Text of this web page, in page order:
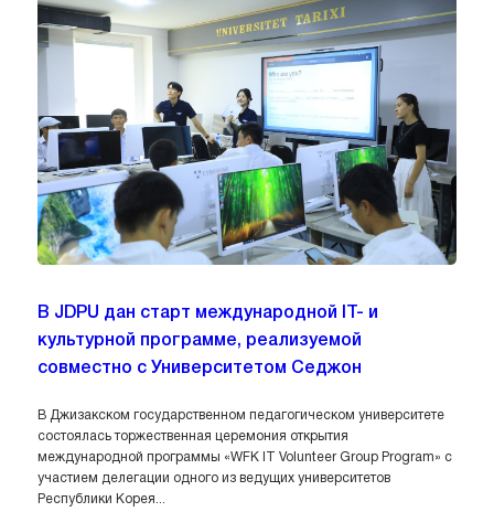
В JDPU дан старт международной IT- и
культурной программе, реализуемой
совместно с Университетом Седжон
В Джизакском государственном педагогическом университете
состоялась торжественная церемония открытия
международной программы «WFK IT Volunteer Group Program» с
участием делегации одного из ведущих университетов
Республики Корея...